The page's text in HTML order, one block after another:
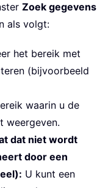
Zoek gegevens
als volgt:
het bereik met
(bijvoorbeeld
waarin u de
weergeven.
dat niet wordt
door een
U kunt een